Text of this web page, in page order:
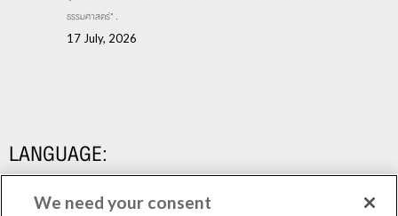
ธรรมศาสตร์” .
17 July, 2026
LANGUAGE:
We need your consent